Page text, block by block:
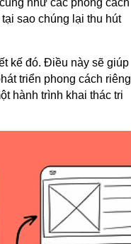
như các phong cách
sao chúng lại thu hút
kế đó. Điều này sẽ giúp
triển phong cách riêng
hành trình khai thác tri